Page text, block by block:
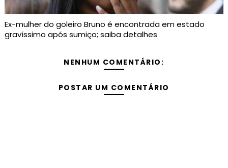
Ex-mulher do goleiro Bruno é encontrada em estado
gravíssimo após sumiço; saiba detalhes
NENHUM COMENTÁRIO:
POSTAR UM COMENTÁRIO